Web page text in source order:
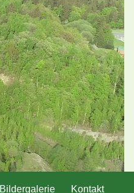
Bildergalerie Kontakt